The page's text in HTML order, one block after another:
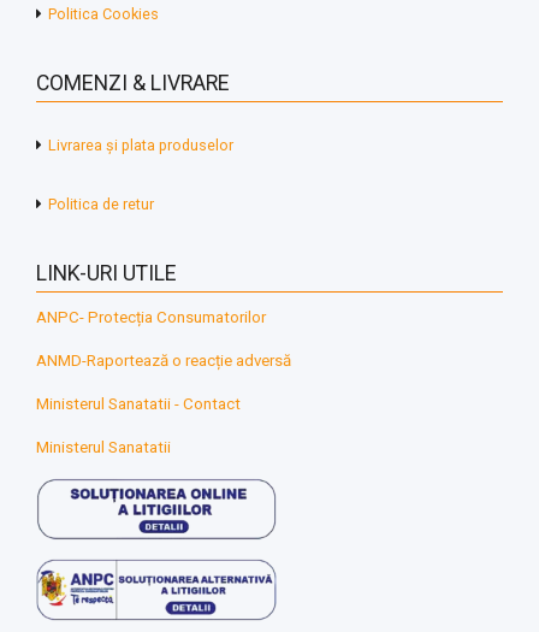
Politica Cookies
COMENZI & LIVRARE
Livrarea și plata produselor
Politica de retur
LINK-URI UTILE
ANPC- Protecția Consumatorilor
ANMD-Raportează o reacție adversă
Ministerul Sanatatii - Contact
Ministerul Sanatatii